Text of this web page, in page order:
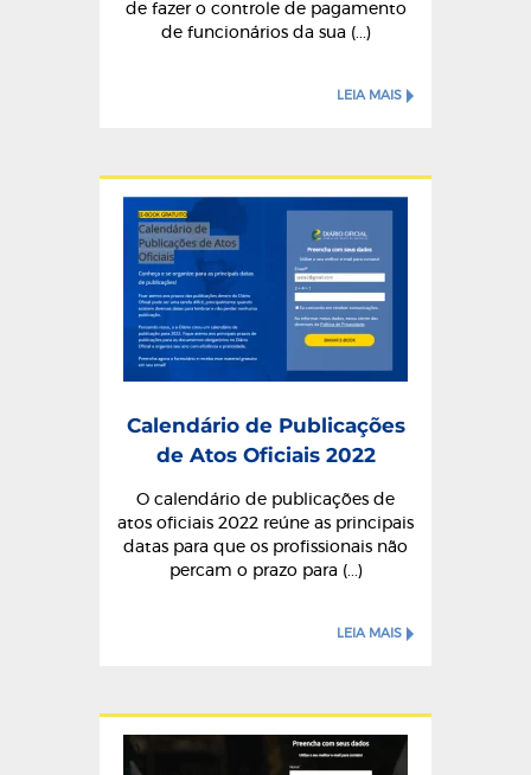
de fazer o controle de pagamento
de funcionários da sua (...)
LEIA MAIS
Calendário de Publicações
de Atos Oficiais 2022
O calendário de publicações de
atos oficiais 2022 reúne as principais
datas para que os profissionais não
percam o prazo para (...)
LEIA MAIS